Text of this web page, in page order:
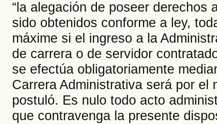
“la alegación de poseer derechos
sido obtenidos conforme a ley,
máxime si el ingreso a la
de carrera o de servidor
se efectúa obligatoriamente
Carrera Administrativa será por el
postuló. Es nulo todo acto
que contravenga la presente